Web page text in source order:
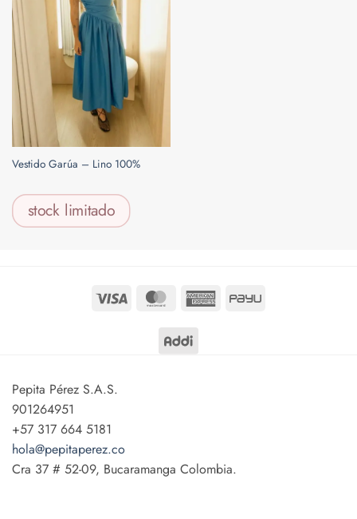
Vestido Garúa – Lino 100%
stock limitado
$ 390.000
Visa MasterCardAmericanPayU
Pepita Pérez S.A.S.
901264951
+57 317 664 5181
hola@pepitaperez.co
Cra 37 # 52-09, Bucaramanga Colombia.